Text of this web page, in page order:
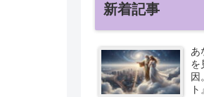
新着記事
あ
を
因